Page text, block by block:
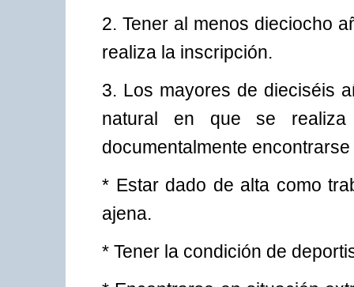
2. Tener al menos dieciocho
realiza la inscripción.
3. Los mayores de dieciséis
natural en que se realiza
documentalmente
* Estar dado de alta como
ajena.
* Tener la condición de